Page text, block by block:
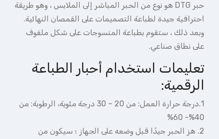
حبر DTG هو نوع من الحبر المباشر إلى الملابس ، وهو طريقة
احترافية جيدة لطباعة التصميمات على القمصان النهائية.
وبعد ذلك ، ستقوم بطباعة المنسوجات على شكل ملفوف
على نطاق صناعي.
تعليمات استخدام أحبار الطباعة
الرقمية:
1.درجة حرارة العمل: من 20 – 30 درجة مئوية، الرطوبة: من
2. هز الحبر جيدًا قبل وضعه على الجهاز ؛ سيكون من